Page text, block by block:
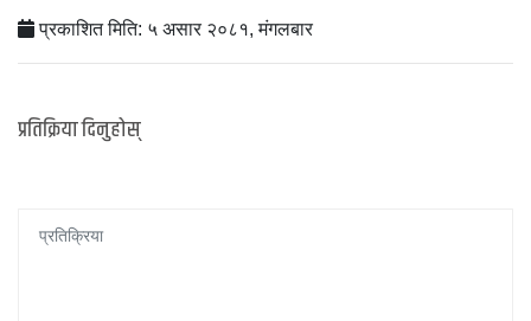
प्रकाशित मिति: ५ असार २०८१, मंगलबार
प्रतिक्रिया दिनुहोस्